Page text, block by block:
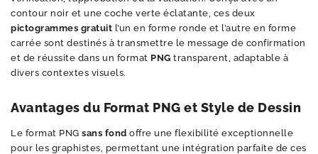
contour noir et une coche verte éclatante, ces deux
pictogrammes gratuit l’un en forme ronde et l’autre en forme
carrée sont destinés à transmettre le message de confirmation
et de réussite dans un format PNG transparent, adaptable à
divers contextes visuels.
Avantages du Format PNG et Style de Dessin
Le format PNG sans fond offre une flexibilité exceptionnelle
pour les graphistes, permettant une intégration parfaite de ces